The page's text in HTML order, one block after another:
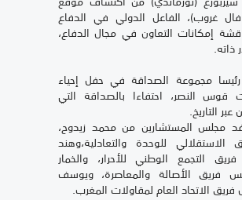
غروب)، الفاعل الدولي في الدفاع
إمكانات التعاون في مجال الدفاع،
ذاته.
مجموعة الصداقة في حفل إحياء
قوس النصر، احتفاءا بالصداقة التي
التاريخ.
مجلس المستشارين من محمد زيدوح،
الاستقلالي للوحدة والتعادلية،وهند
التجمع الوطني للأحرار، والخمار
فريق الأصالة والمعاصرة، ويوسف
الاتحاد العام لمقاولات المغرب.